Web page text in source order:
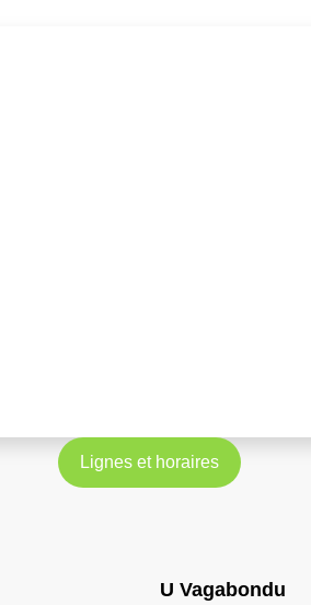
Lignes et horaires
U Vagabondu